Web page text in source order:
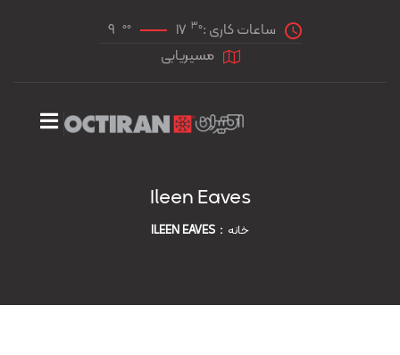
ساعات کاری : 17 30
9 00
مسیریابی
Ileen Eaves
خانه ILEEN EAVES